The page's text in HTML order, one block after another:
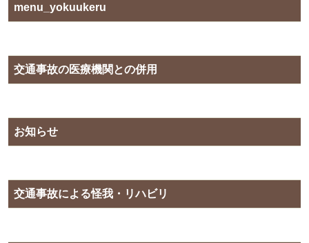
menu_yokuukeru
交通事故の医療機関との併用
お知らせ
交通事故による怪我・リハビリ